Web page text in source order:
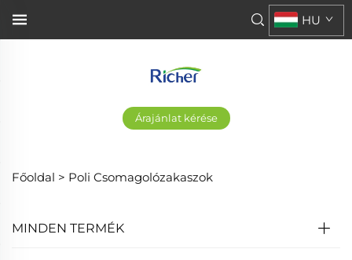
Árajánlat kérése
HU
Főoldal > Poli Csomagolózakaszok
MINDEN TERMÉK